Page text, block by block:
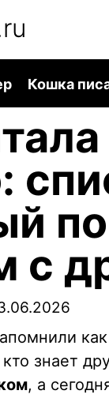
Кошка
с
знает
, а